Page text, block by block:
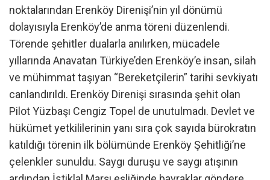
noktalarından Erenköy Direnişi’nin yıl dönümü
dolayısıyla Erenköy’de anma töreni düzenlendi.
Törende şehitler dualarla anılırken, mücadele
yıllarında Anavatan Türkiye’den Erenköy’e insan, silah
ve mühimmat taşıyan “Bereketçilerin” tarihi sevkiyatı
canlandırıldı. Erenköy Direnişi sırasında şehit olan
Pilot Yüzbaşı Cengiz Topel de unutulmadı. Devlet ve
hükümet yetkililerinin yanı sıra çok sayıda bürokratın
katıldığı törenin ilk bölümünde Erenköy Şehitliği’ne
çelenkler sunuldu. Saygı duruşu ve saygı atışının